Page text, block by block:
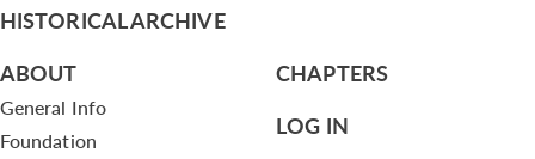
HISTORICAL ARCHIVE
ABOUT
General Info
Foundation
CHAPTERS
LOG IN